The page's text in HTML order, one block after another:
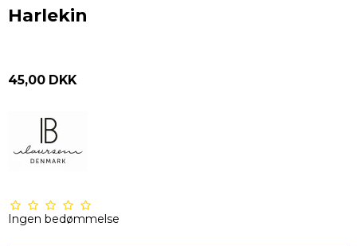
Harlekin
45,00 DKK
Ingen bedømmelse